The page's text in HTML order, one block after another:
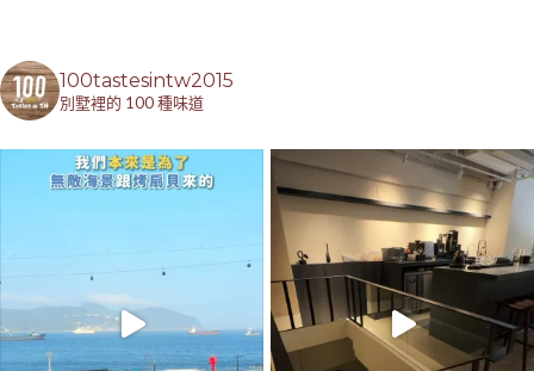
100tastesintw2015
別墅裡的 100 種味道